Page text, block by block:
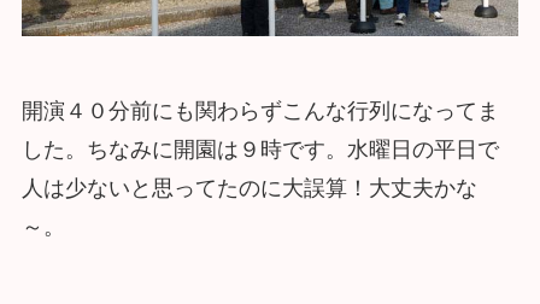
開演４０分前にも関わらずこんな行列になってま
した。ちなみに開園は９時です。水曜日の平日で
人は少ないと思ってたのに大誤算！大丈夫かな
～。